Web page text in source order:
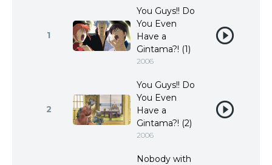
1
You Guys!! Do
You Even
Have a
Gintama?! (1)
2006
2
You Guys!! Do
You Even
Have a
Gintama?! (2)
2006
Nobody with